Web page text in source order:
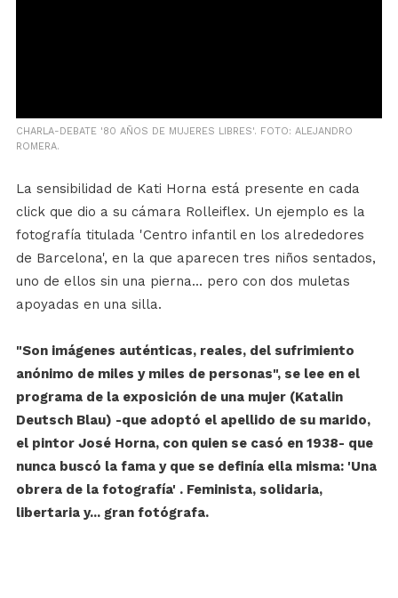
CHARLA-DEBATE '80 AÑOS DE MUJERES LIBRES'. FOTO: ALEJANDRO
ROMERA.
La sensibilidad de Kati Horna está presente en cada
click que dio a su cámara Rolleiflex. Un ejemplo es la
fotografía titulada 'Centro infantil en los alrededores
de Barcelona', en la que aparecen tres niños sentados,
uno de ellos sin una pierna... pero con dos muletas
apoyadas en una silla.
"Son imágenes auténticas, reales, del sufrimiento
anónimo de miles y miles de personas", se lee en el
programa de la exposición de una mujer (Katalin
Deutsch Blau) -que adoptó el apellido de su marido,
el pintor José Horna, con quien se casó en 1938- que
nunca buscó la fama y que se definía ella misma: 'Una
obrera de la fotografía' . Feminista, solidaria,
libertaria y... gran fotógrafa.